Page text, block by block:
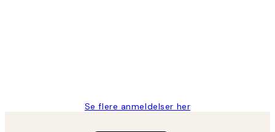
Se flere anmeldelser her